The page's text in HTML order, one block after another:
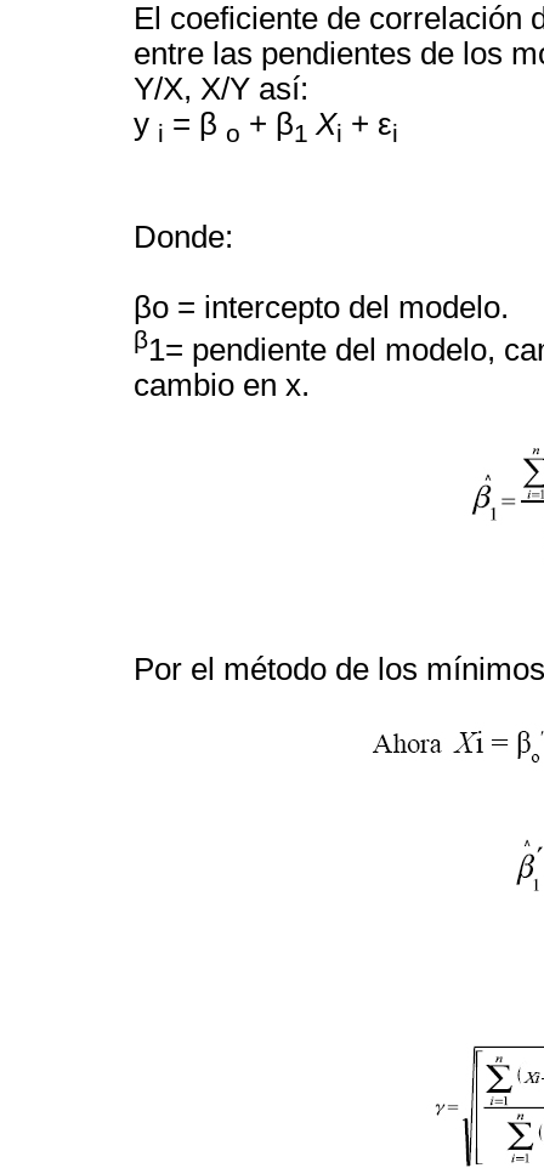
El coeficiente de correlación
entre las pendientes de los
Y/X, X/Y así:
y i = β o + β1Xi + εi
Donde:
βo = intercepto del modelo.
β1= pendiente del modelo,
cambio en x.
Por el método de los